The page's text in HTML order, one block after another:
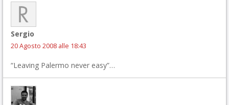
Sergio
20 Agosto 2008 alle 18:43
“Leaving Palermo never easy”…